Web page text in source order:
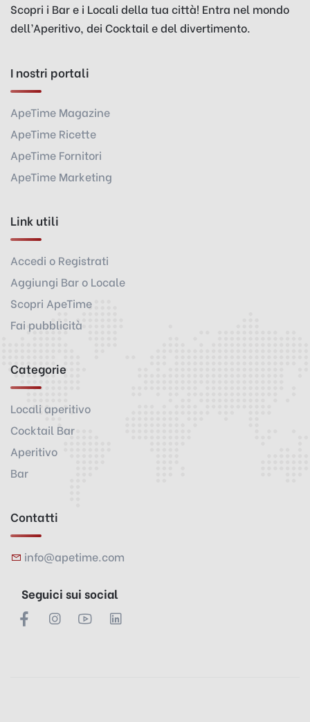
Scopri i Bar e i Locali della tua città! Entra nel mondo
dell’Aperitivo, dei Cocktail e del divertimento.
I nostri portali
ApeTime Magazine
ApeTime Ricette
ApeTime Fornitori
ApeTime Marketing
Link utili
Accedi o Registrati
Aggiungi Bar o Locale
Scopri ApeTime
Fai pubblicità
Categorie
Locali aperitivo
Cocktail Bar
Aperitivo
Bar
Contatti
info@apetime.com
Seguici sui social